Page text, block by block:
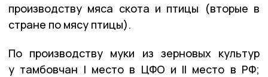
производству мяса скота и птицы (вторые в
стране по мясу птицы).
По производству муки из зерновых культур
у тамбовчан I место в ЦФО и II место в РФ;